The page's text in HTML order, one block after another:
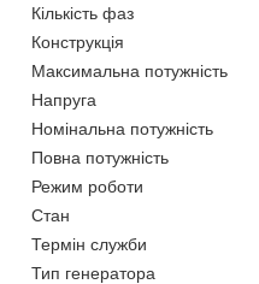
Кількість фаз
Конструкція
Максимальна потужність
Напруга
Номінальна потужність
Повна потужність
Режим роботи
Стан
Термін служби
Тип генератора